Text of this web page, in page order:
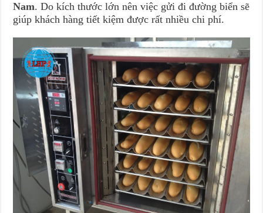
Nam. Do kích thước lớn nên việc gửi đi đường biển sẽ
giúp khách hàng tiết kiệm được rất nhiều chi phí.